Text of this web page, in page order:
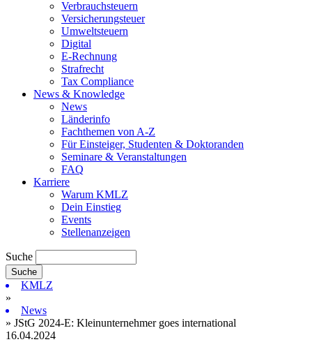
Verbrauchsteuern
Versicherungsteuer
Umweltsteuern
Digital
E-Rechnung
Strafrecht
Tax Compliance
News & Knowledge
News
Länderinfo
Fachthemen von A-Z
Für Einsteiger, Studenten & Doktoranden
Seminare & Veranstaltungen
FAQ
Karriere
Warum KMLZ
Dein Einstieg
Events
Stellenanzeigen
Suche
KMLZ
»
News
» JStG 2024-E: Kleinunternehmer goes international
16.04.2024